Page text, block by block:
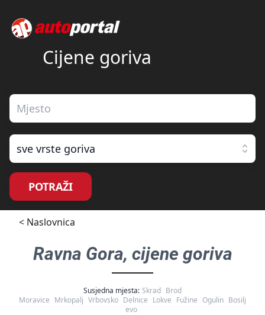
Cijene goriva
sve vrste goriva
POTRAŽI
< Naslovnica
Ravna Gora, cijene goriva
Susjedna mjesta: Skrad Brod
Moravice Mrkopalj Vrbovsko Delnice Lokve Fužine Ogulin Bosilj
evo